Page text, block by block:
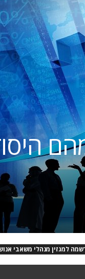
למגזין מנהלי משאבי